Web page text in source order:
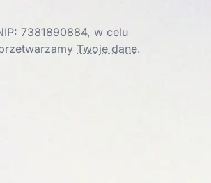
7381890884, w celu
Twoje dane.